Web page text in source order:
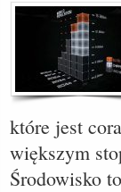
które jest
większym
Środowisko